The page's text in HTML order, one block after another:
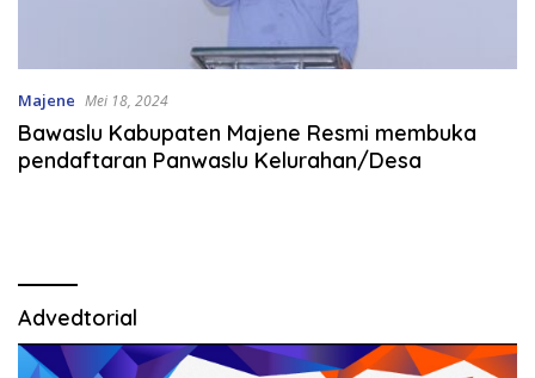
Majene Mei 18, 2024
Bawaslu Kabupaten Majene Resmi membuka
pendaftaran Panwaslu Kelurahan/Desa
Advedtorial